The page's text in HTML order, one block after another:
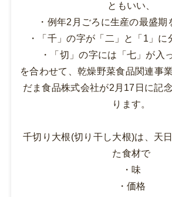
ともいい、
・例年2月ごろに生産の最盛期
・「千」の字が「二」と「1」に
・「切」の字には「七」が入
を合わせて、乾燥野菜食品関連事
だま食品株式会社が2月17日に記
ります。
千切り大根(切り干し大根)は、天
た食材で
・味
・価格